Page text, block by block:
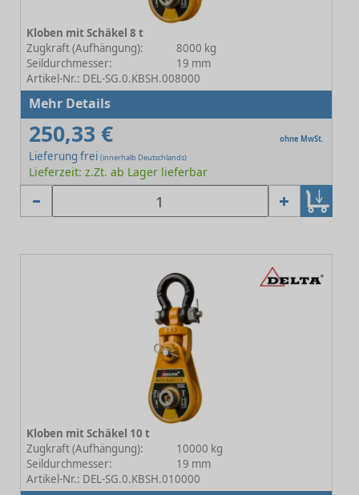
Kloben mit Schäkel 8 t
Zugkraft (Aufhängung):
8000 kg
Seildurchmesser:
19 mm
Artikel-Nr.: DEL-SG.0.KBSH.008000
Mehr Details
250,33 € ohne MwSt.
Lieferung frei (innerhalb Deutschlands)
Lieferzeit: z.Zt. ab Lager lieferbar
Kloben mit Schäkel 10 t
Zugkraft (Aufhängung):
10000 kg
Seildurchmesser:
19 mm
Artikel-Nr.: DEL-SG.0.KBSH.010000